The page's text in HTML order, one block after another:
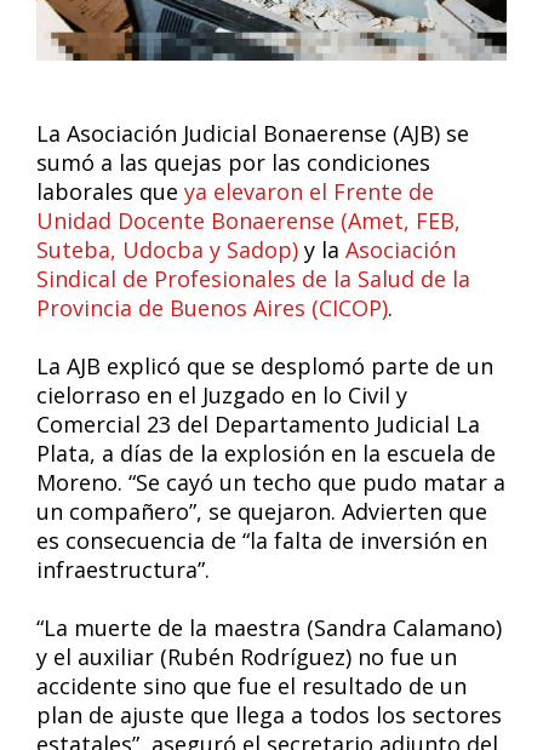
La Asociación Judicial Bonaerense (AJB) se
sumó a las quejas por las condiciones
laborales que ya elevaron el Frente de
Unidad Docente Bonaerense (Amet, FEB,
Suteba, Udocba y Sadop) y la Asociación
Sindical de Profesionales de la Salud de la
Provincia de Buenos Aires (CICOP).
La AJB explicó que se desplomó parte de un
cielorraso en el Juzgado en lo Civil y
Comercial 23 del Departamento Judicial La
Plata, a días de la explosión en la escuela de
Moreno. “Se cayó un techo que pudo matar a
un compañero”, se quejaron. Advierten que
es consecuencia de “la falta de inversión en
infraestructura”.
“La muerte de la maestra (Sandra Calamano)
y el auxiliar (Rubén Rodríguez) no fue un
accidente sino que fue el resultado de un
plan de ajuste que llega a todos los sectores